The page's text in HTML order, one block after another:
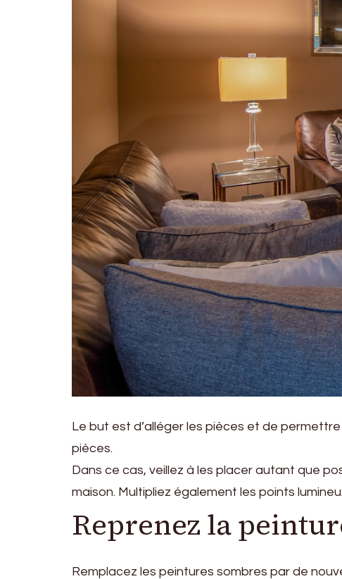
Le but est d’alléger les pièces et de permettre
pièces.
Dans ce cas, veillez à les placer autant que
maison. Multipliez également les points
Reprenez la
Remplacez les peintures sombres par de